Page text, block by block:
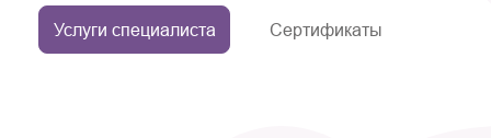
Услуги специалиста Сертификаты